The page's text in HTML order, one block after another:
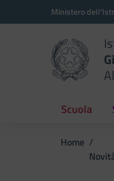
Vai ai contenuti
Vai al menu di navigazione
Ministero
Scuola
Home